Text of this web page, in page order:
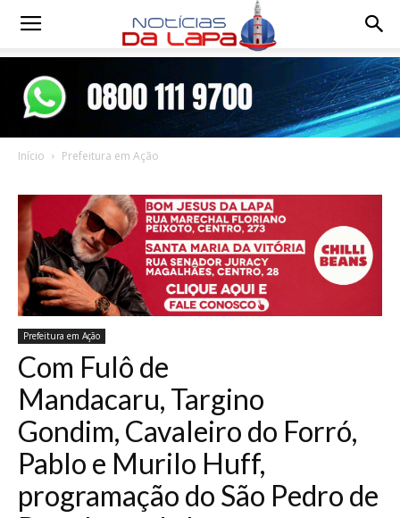
Notícias
Início Prefeitura em Ação
Prefeitura em Ação
Com Fulô de
Mandacaru, Targino
Gondim, Cavaleiro do Forró,
Pablo e Murilo Huff,
programação do São Pedro de